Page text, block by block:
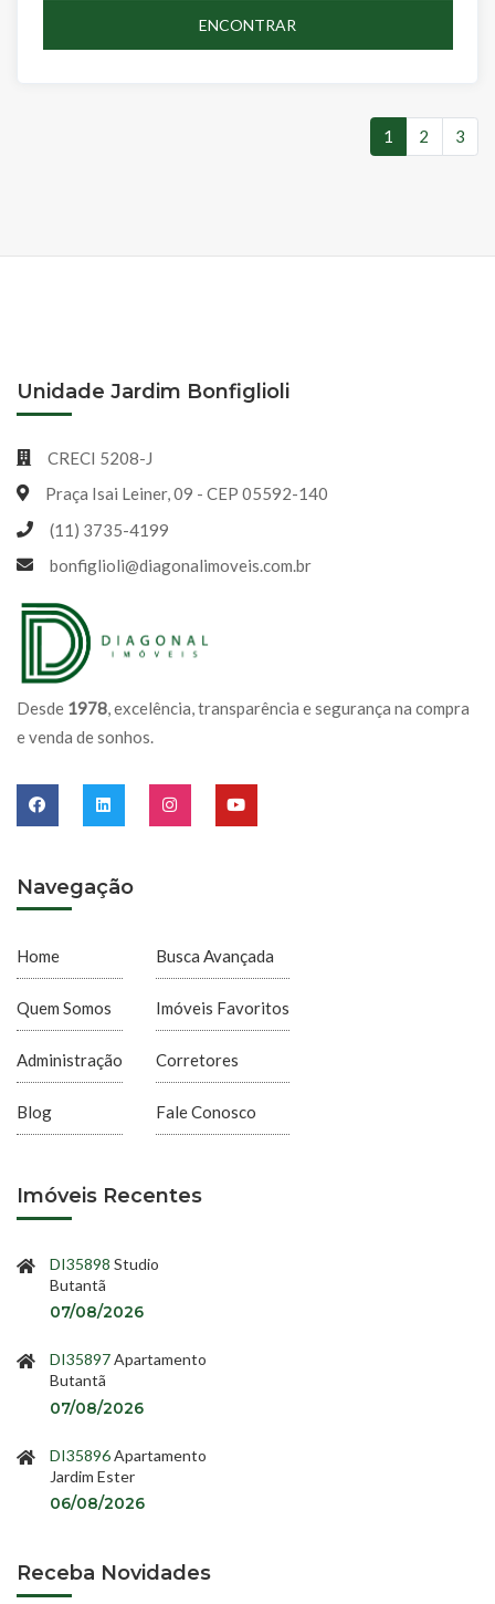
ENCONTRAR
1
2 3
Desde 1978, excelência, transparência e segurança na compra
e venda de sonhos.
Navegação
Home
Quem Somos
Administração
Blog
Busca Avançada
Imóveis Favoritos
Corretores
Fale Conosco
Imóveis Recentes
DI35898 Studio
Butantã
07/08/2026
DI35897Apartamento
Butantã
07/08/2026
DI35896Apartamento
Jardim Ester
06/08/2026
Receba Novidades
Unidade Jardim Bonfiglioli
CRECI 5208-J
Praça Isai Leiner, 09 - CEP 05592-140
(11) 3735-4199
bonfiglioli@diagonalimoveis.com.br